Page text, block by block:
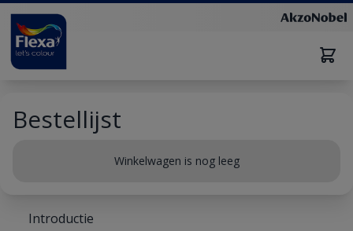
Bestellijst
Winkelwagen is nog leeg
Introductie